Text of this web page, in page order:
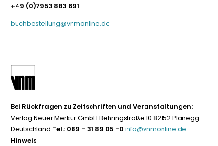
+49 (0)7953 883 691
buchbestellung@vnmonline.de
Bei Rückfragen zu Zeitschriften und Veranstaltungen:
Verlag Neuer Merkur GmbH Behringstraße 10 82152 Planegg
Deutschland Tel.: 089 – 31 89 05 -0 info@vnmonline.de
Hinweis